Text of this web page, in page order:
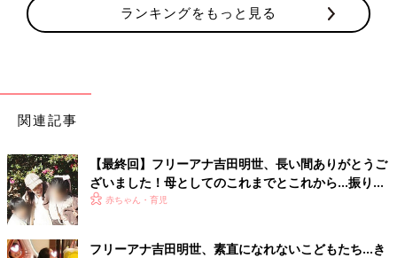
ランキングをもっと見る
関連記事
【最終回】フリーアナ吉田明世、長い間ありがとうご
ざいました！母としてのこれまでとこれから…振り返
ってみて思うこと
赤ちゃん・育児
フリーアナ吉田明世、素直になれないこどもたち…き